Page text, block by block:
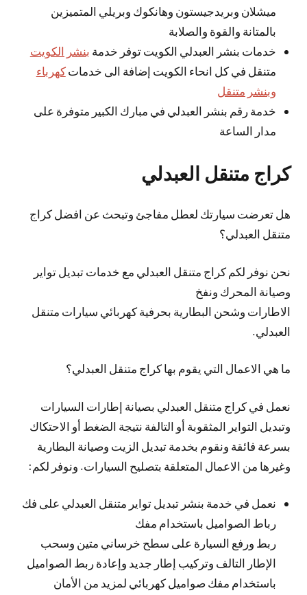
ميشلان وبريدجيستون وهانكوك وبريلي المتميزين
بالمتانة والقوة والصلابة
خدمات بنشر العبدلي الكويت توفر خدمة بنشر الكويت
متنقل في كل انحاء الكويت إضافة الى خدماتكهرباء
وبنشر متنقل
خدمة رقم بنشر العبدلي في مبارك الكبير متوفرة على
مدار الساعة
كراج متنقل العبدلي
هل تعرضت سيارتك لعطل مفاجئ وتبحث عن افضل كراج
متنقل العبدلي؟
نحن نوفر لكم كراج متنقل العبدلي مع خدمات تبديل تواير
وصيانة المحرك ونفخ
الاطارات وشحن البطارية بحرفية كهربائي سيارات متنقل
العبدلي.
ما هي الاعمال التي يقوم بها كراج متنقل العبدلي؟
نعمل في كراج متنقل العبدلي بصيانة إطارات السيارات
وتبديل التواير المثقوبة أو التالفة نتيجة الضغط أو الاحتكاك
بسرعة فائقة ونقوم بخدمة تبديل الزيت وصيانة البطارية
وغيرها من الاعمال المتعلقة بتصليح السيارات. ونوفر لكم:
نعمل في خدمة بنشر تبديل تواير متنقل العبدلي على فك
رباط الصواميل باستخدام مفك
ربط ورفع السيارة على سطح خرساني متين وسحب
الإطار التالف وتركيب إطار جديد وإعادة ربط الصواميل
باستخدام مفك صواميل كهربائي لمزيد من الأمان